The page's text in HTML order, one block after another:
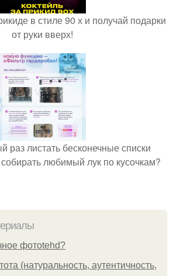
в стиле 90 х и получай подарки
от руки вверх!
раз листать бесконечные списки
любимый лук по кусочкам?
фотоtehd?
(натуральность, аутентичность,